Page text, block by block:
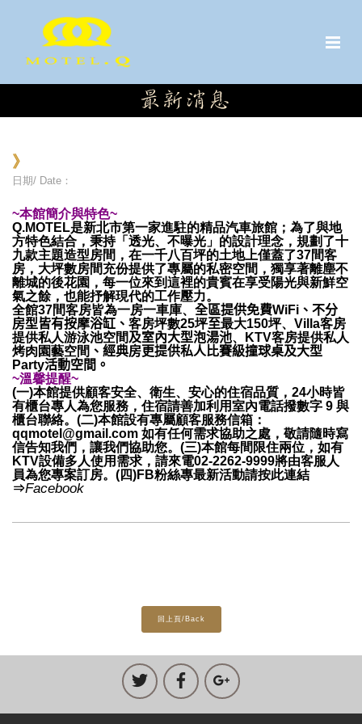
》
日期/ Date：
~本館簡介與特色~
Q.MOTEL是新北市第一家進駐的精品汽車旅館；為了與地
方特色結合，秉持「透光、不曝光」的設計理念，規劃了十
九款主題造型房間，在一千八百坪的土地上僅蓋了37間客
房，大坪數房間充份提供了專屬的私密空間，獨享著離塵不
離城的後花園，每一位來到這裡的貴賓在享受陽光與新鮮空
氣之餘，也能抒解現代的工作壓力。
全館37間客房皆為一房一車庫、 全區提供免費WiFi 、不分
房型皆有按摩浴缸、 客房坪數25坪至最大150坪、Villa客房
提供私人游泳池空間及室內大型泡湯池、
KTV客房提供私人
烤肉園藝空間 、經典房更提供私人比賽級撞球桌及大型
Party活動空間。
~溫馨提醒~
(一)本館提供顧客安全、衛生、安心的住宿品質，24小時皆
有櫃台專人為您服務，住宿請善加利用室內電話撥數字 9 與
櫃台聯絡。(二)本館設有專屬顧客服務信箱：
qqmotel@gmail.com 如有任何需求協助之處，敬請隨時寫
信告知我們，讓我們協助您。(三)本館每間限住兩位，如有
KTV設備多人使用需求，請來電02-2262-9999將由客服人
員為您專案訂房。(四)FB粉絲專最新活動請按此連結
⇒Facebook
回上頁/Back